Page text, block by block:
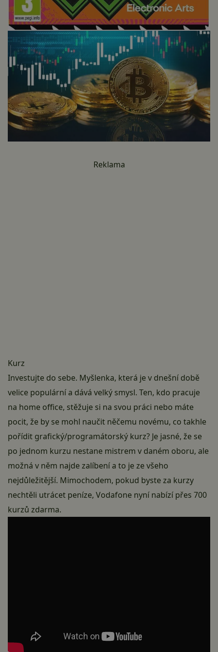
Reklama
Kurz
Investujte do sebe. Myšlenka, která je v dnešní době
velice populární a dává velký smysl. Ten, kdo pracuje
na home office, stěžuje si na svou práci nebo máte
pocit, že by se mohl naučit něčemu novému, co takhle
pořídit grafický/programátorský kurz? Je jasné, že se
po jednom kurzu nestane mistrem v daném oboru, ale
možná v něm najde zalíbení a to je ze všeho
nejdůležitější. Mimochodem, pokud byste za kurzy
nechtěli utrácet peníze, Vodafone nyní nabízí přes 700
kurzů zdarma.